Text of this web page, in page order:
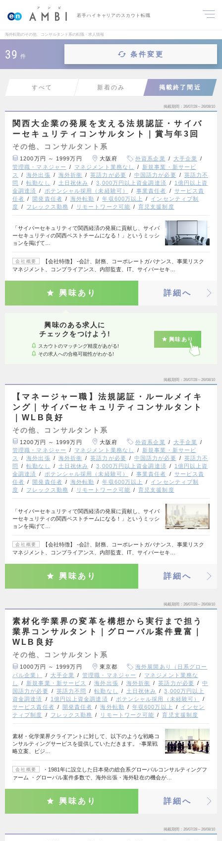
若手ハイキャリアのスカウト転職
海外転勤のその他、コンサルタント系の転職・求人情報
39 件 条件変更
すべて 新着のみ 掲載終了間近
掲載期間 26/07/28～26/08/10
関西大企業の発展を支える法規認証・サイバ
ーセキュリティコンサルタント｜賞与年3回
その他、コンサルタント系
1200万円 ～ 1999万円 大阪府 外資系企業
大手企業
管理職・マネジャー
マネジメント業務なし
新規事業・新サービ
ス
海外出張 海外折衝 英語力が必要 中国語力が必要
英語力不
問
転勤なし 土日祝休み 3,000万円以上資金調達済
1億円以上資
金調達済
ポテンシャル採用（未経験可） 事業責任者
サービス責
任者
開発責任者 海外転勤 年収600万以上
インセンティブ制
度
フレックス勤務 リモートワーク可能 育児支援制度
「サイバーセキュリティで関西経済の発展に貢献し、サイバ
ーセキュリティの関西ベストチームになる！」というミッシ
ョンを掲げて…
会社概要
【会社特徴】 ‐会計、財務、コーポレートガバナンス、事業リスク
マネジメント、コンプライアンス、内部監査、IT、サイバーセキ…
興味あり 詳細へ
興味のある求人に
チェックをつけよう!
スカウトのマッチング精度があがる!
その求人への合格可能性がわかる!
興味あり
掲載期間 26/07/28～26/08/10
【マネージャー職】法規認証・ルールメイキ
ング｜サイバーセキュリティコンサルタント
｜WLB良好
その他、コンサルタント系
1200万円 ～ 1999万円 大阪府 外資系企業
大手企業
管理職・マネジャー
マネジメント業務なし
新規事業・新サービ
ス
海外出張 海外折衝 英語力が必要 中国語力が必要
英語力不
問
転勤なし 土日祝休み 3,000万円以上資金調達済
1億円以上資
金調達済
ポテンシャル採用（未経験可） 事業責任者
サービス責
任者
開発責任者 海外転勤 年収600万以上
インセンティブ制
度
フレックス勤務 リモートワーク可能 育児支援制度
「サイバーセキュリティで関西経済の発展に貢献し、サイバ
ーセキュリティの関西ベストチームになる！」というミッシ
ョンを掲げて…
会社概要
【会社特徴】 ‐会計、財務、コーポレートガバナンス、事業リスク
マネジメント、コンプライアンス、内部監査、IT、サイバーセキ…
興味あり 詳細へ
掲載期間 26/07/28～26/08/10
素材化学業界の変革を構想から実行まで担う
業界コンサルタント｜グローバル案件豊富｜
WLB良好
その他、コンサルタント系
1000万円 ～ 1999万円 東京都
海外展開あり（日系グロー
バル企業）
大手企業 管理職・マネジャー
マネジメント業務な
し
新規事業・新サービス 海外出張 海外折衝 英語力が必要
中
国語力が必要
英語力不問 転勤なし 土日祝休み
3,000万円以上
資金調達済
1億円以上資金調達済
ポテンシャル採用（未経験可）
サービス責任者
開発責任者 海外転勤 年収600万以上
インセン
ティブ制度
フレックス勤務 リモートワーク可能 育児支援制度
素材・化学業界クライアントに対して、以下のような戦略コ
ンサルティングサービスを提供していただきます。 ‐事業戦
略立案、ビジ…
会社概要
・1981年に設立した日本発の総合系グローバルコンサルティングフ
ァーム ・グローバル案件多数で、海外出張・海外駐在の機会が…
興味あり 詳細へ
掲載期間 26/07/28～26/08/10